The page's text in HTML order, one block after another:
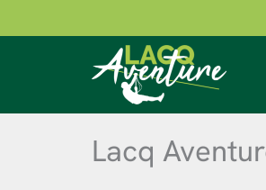
au
Lacq